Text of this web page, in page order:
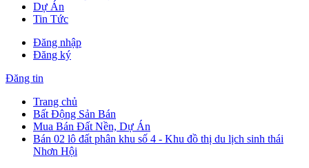
Dự Án
Tin Tức
Đăng nhập
Đăng ký
Đăng tin
Trang chủ
Bất Động Sản Bán
Mua Bán Đất Nền, Dự Án
Bán 02 lô đất phân khu số 4 - Khu đồ thị du lịch sinh thái
Nhơn Hội